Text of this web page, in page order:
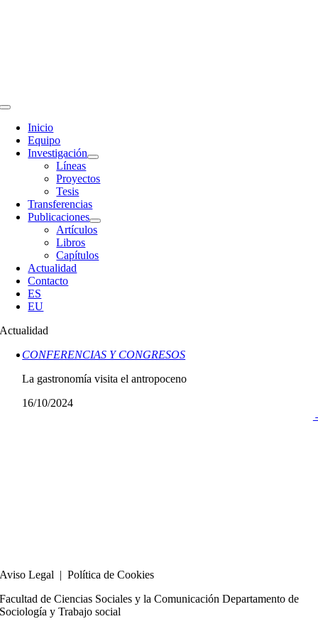
Toggle
Navigation
Inicio
Equipo
Investigación
Líneas
Proyectos
Tesis
Transferencias
Publicaciones
Artículos
Libros
Capítulos
Actualidad
Contacto
ES
EU
Actualidad
CONFERENCIAS Y CONGRESOS
La gastronomía visita el antropoceno
16/10/2024
Aviso Legal | Política de Cookies
Facultad de Ciencias Sociales y la Comunicación Departamento de
Sociología y Trabajo social